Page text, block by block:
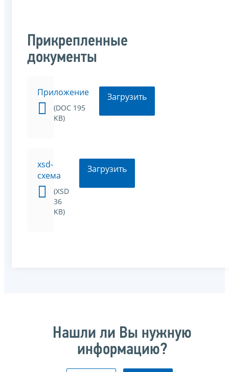
Прикрепленные
документы
Приложение
(DOC 195
KB)
Загрузить
xsd-
схема
(XSD
36
KB)
Загрузить
Нашли ли Вы нужную
информацию?